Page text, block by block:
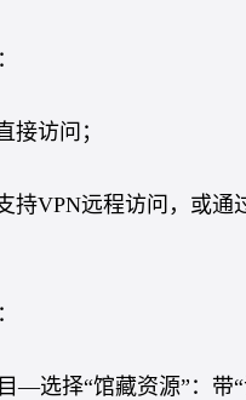
接访问；
持VPN远程访问，或通
—选择“馆藏资源”：带